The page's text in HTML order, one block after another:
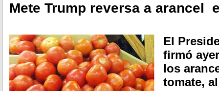
Mete Trump reversa a arancel
El
firmó
los
tomate,